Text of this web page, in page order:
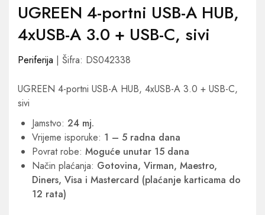
UGREEN 4-portni USB-A HUB,
4xUSB-A 3.0 + USB-C, sivi
Periferija | Šifra: DS042338
UGREEN 4-portni USB-A HUB, 4xUSB-A 3.0 + USB-C,
sivi
Jamstvo: 24 mj.
Vrijeme isporuke: 1 – 5 radna dana
Povrat robe: Moguće unutar 15 dana
Način plaćanja: Gotovina, Virman, Maestro,
Diners, Visa i Mastercard (plaćanje karticama do
12 rata)